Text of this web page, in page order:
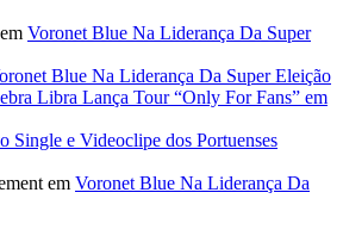
em Voronet Blue Na Liderança Da Super
Blue Na Liderança Da Super Eleição
Libra Lança Tour “Only For Fans” em
Single e Videoclipe dos Portuenses
em Voronet Blue Na Liderança Da